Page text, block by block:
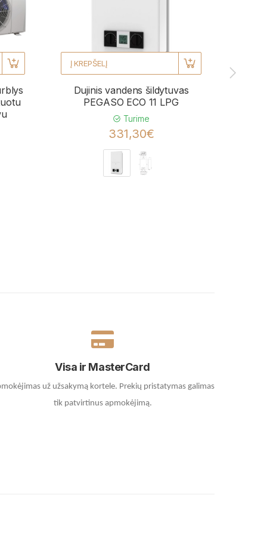
Į KREPŠELĮ
Dujinis vandens šildytuvas
PEGASO ECO 11 LPG
Turime
331,30€
Visa ir MasterCard
už užsakymą kortele. Prekių pristatymas galimas
tik patvirtinus apmokėjimą.